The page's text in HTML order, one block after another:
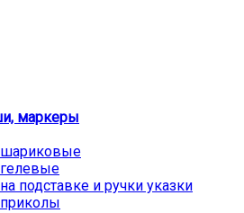
маркеры
шариковые
подставке и ручки указки